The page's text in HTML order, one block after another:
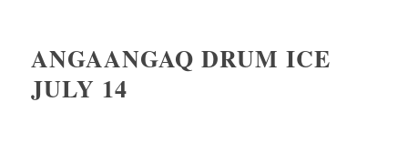
ANGAANGAQ DRUM ICE
JULY 14